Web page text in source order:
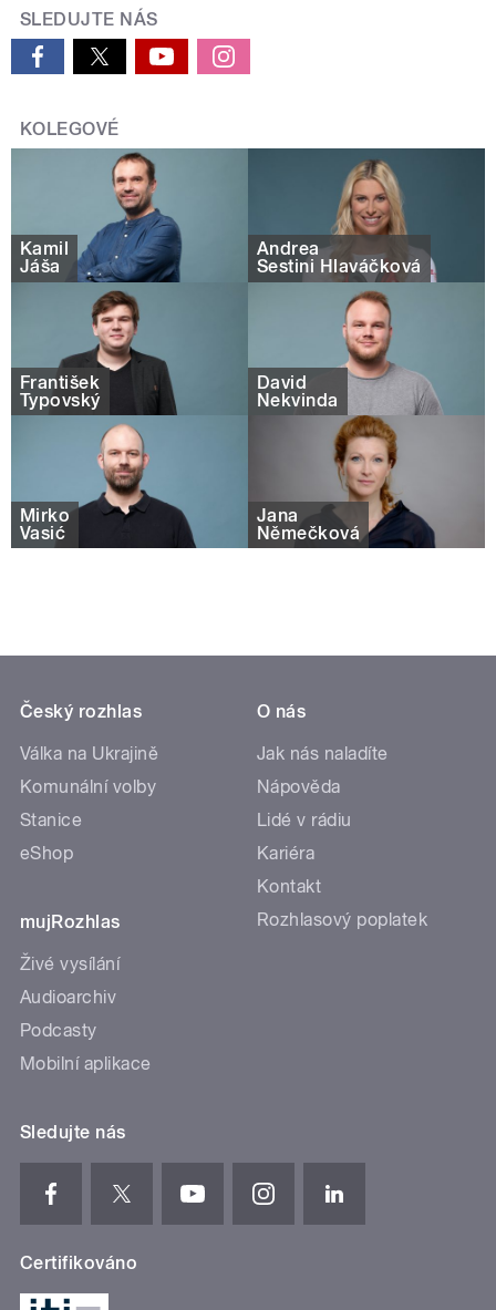
SLEDUJTE NÁS
KOLEGOVÉ
Kamil
Jáša
Andrea
Sestini Hlaváčková
František
Typovský
David
Nekvinda
Mirko
Vasić
Jana
Němečková
Český rozhlas
Válka na Ukrajině
Komunální volby
Stanice
eShop
mujRozhlas
Živé vysílání
Audioarchiv
Podcasty
Mobilní aplikace
O nás
Jak nás naladíte
Nápověda
Lidé v rádiu
Kariéra
Kontakt
Rozhlasový poplatek
Sledujte nás
Certifikováno